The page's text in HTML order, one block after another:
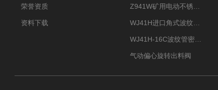
荣誉资质
资料下载
气动偏心旋转出料阀